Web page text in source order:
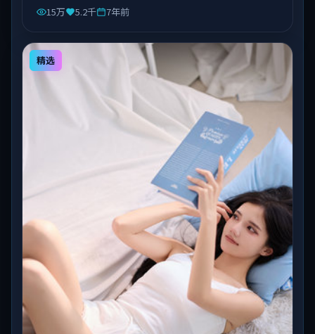
15万 5.2千 7年前
精选